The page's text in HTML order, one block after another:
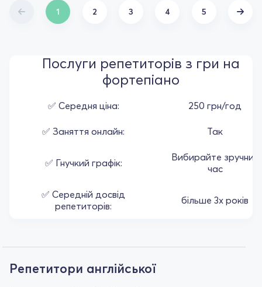
1 2 3 4 5
Послуги репетиторів з гри на
фортепіано
✅ Середня ціна: 250 грн/год
✅ Заняття онлайн: Так
✅ Гнучкий графік:
Вибирайте зручний
час
✅ Середній досвід
репетиторів:
більше 3х років
Репетитори англійської